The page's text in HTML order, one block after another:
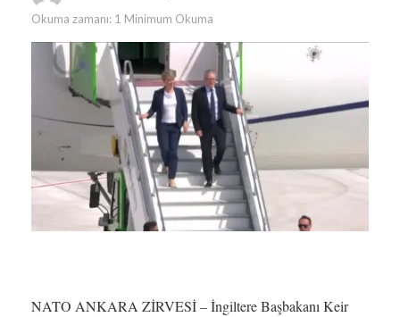
Okuma zamanı: 1 Minimum Okuma
NATO ANKARA ZİRVESİ – İngiltere Başbakanı Keir